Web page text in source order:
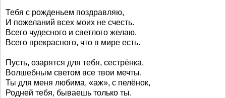
Тебя с рожденьем поздравляю,
И пожеланий всех моих не счесть.
Всего чудесного и светлого желаю.
Всего прекрасного, что в мире есть.
Пусть, озарятся для тебя, сестрёнка,
Волшебным светом все твои мечты.
Ты для меня любима, «аж», с пелёнок,
Родней тебя, бываешь только ты.